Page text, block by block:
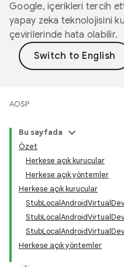
Google, içerikleri tercih
yapay zeka teknolojisini
çevirilerinde hata olabilir.
AOSP
Bu sayfada
Özet
Herkese açık kurucular
Herkese açık yöntemler
Herkese açık kurucular
Herkese açık yöntemler